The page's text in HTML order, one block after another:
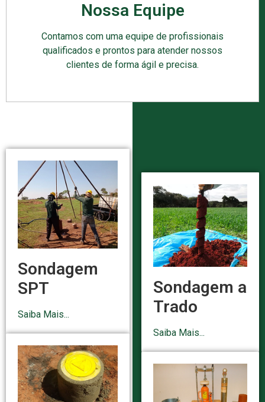
Nossa Equipe
Contamos com uma equipe de profissionais
qualificados e prontos para atender nossos
clientes de forma ágil e precisa.
Sondagem
SPT
Saiba Mais...
Sondagem a
Trado
Saiba Mais...